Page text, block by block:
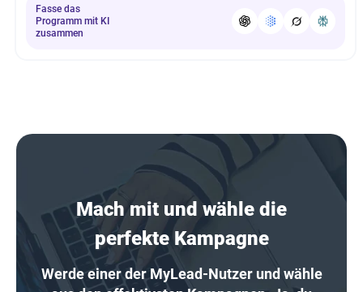
Fasse das
Programm mit KI
zusammen
Mach mit und wähle die
perfekte Kampagne
Werde einer der MyLead-Nutzer und wähle